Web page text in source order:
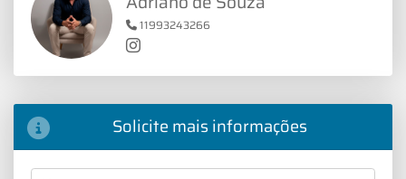
11993243266
Solicite mais informações